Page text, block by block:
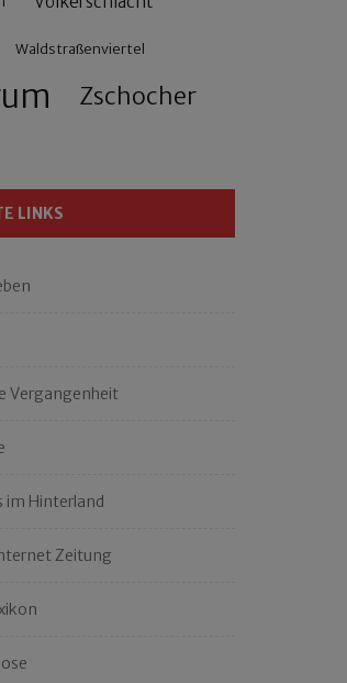
Waldstraßenviertel
Zschocher
LINKS
Vergangenheit
im Hinterland
Zeitung